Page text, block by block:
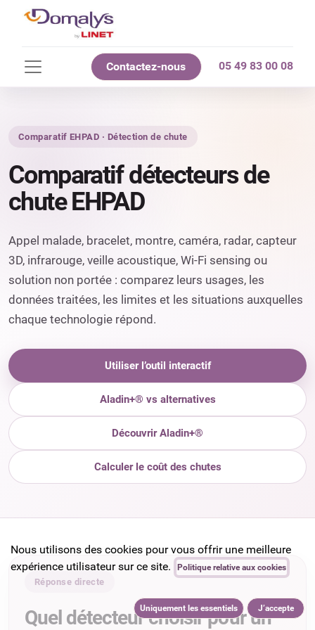
Contactez-nous 05 49 83 00 08
Comparatif EHPAD · Détection de chute
Comparatif détecteurs de
chute EHPAD
Appel malade, bracelet, montre, caméra, radar, capteur
3D, infrarouge, veille acoustique, Wi-Fi sensing ou
solution non portée : comparez leurs usages, les
données traitées, les limites et les situations auxquelles
chaque technologie répond.
Utiliser l’outil interactif
Aladin+® vs alternatives
Découvrir Aladin+®
Calculer le coût des chutes
Réponse directe
Quel détecteur choisir pour un
Nous utilisons des cookies pour vous offrir une meilleure
expérience utilisateur sur ce site.
Politique relative aux cookies
Uniquement les essentiels J’accepte